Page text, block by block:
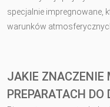
specjalnie impregnowane,
warunków
JAKIE ZNACZENIE
PREPARATACH DO